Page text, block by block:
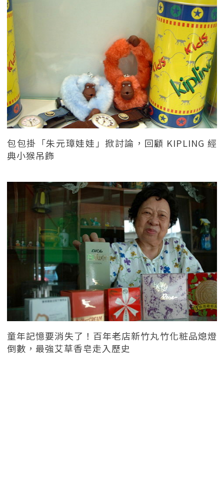
包包掛「朱元璋娃娃」掀討論，回顧 KIPLING 經
典小猴吊飾
童年記憶要消失了！百年老店新竹丸竹化粧品熄燈
倒數，最強艾草香皂走入歷史